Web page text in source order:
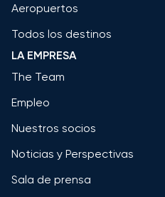
Aeropuertos
Todos los destinos
LA EMPRESA
The Team
Empleo
Nuestros socios
Noticias y Perspectivas
Sala de prensa